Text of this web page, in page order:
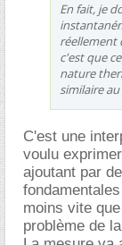
En fait, je
réellement
c'est que
nature
similaire
C'est une
voulu
ajoutant par
moins vite
problème de